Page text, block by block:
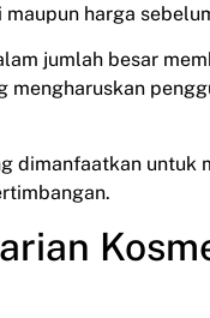
harga
jumlah besar
dimanfaatkan